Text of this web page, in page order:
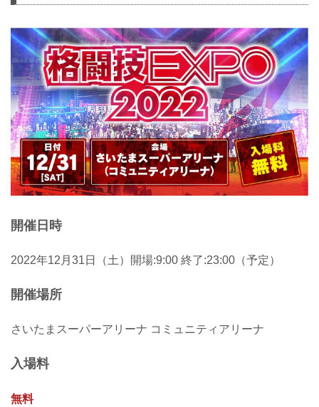
開催日時
2022年12月31日（土）開場:9:00 終了:23:00（予定）
開催場所
さいたまスーパーアリーナ コミュニティアリーナ
入場料
無料